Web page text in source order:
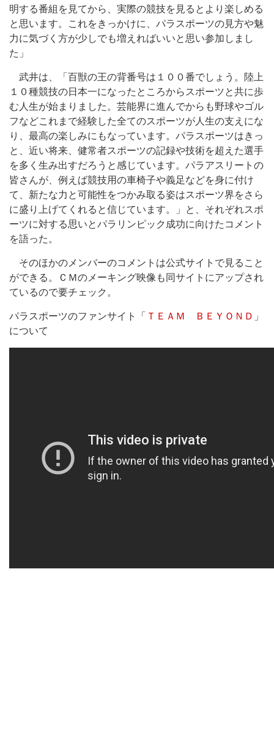
明する番組を見てから、実際の競技を見るとより楽しめる
と思います。これをきっかけに、パラスポーツの見方や魅
力に気づく方が少しでも増えればいいと思い参加しまし
た」
武井は、「百獣の王の背番号は１００番でしょう。陸上
１０種競技の日本一になったところからスポーツと共に歩
む人生が始まりました。芸能界に進んでからも野球やゴル
フなどこれまで経験した全てのスポーツが人生の支えにな
り、最高の楽しみにもなっています。パラスポーツはきっ
と、近い将来、健常者スポーツの記録や技術を超えた選手
を多く生み出すだろうと感じています。パラアスリートの
皆さんが、例えば競技用の車椅子や義足などを身に付け
て、新たな力と可能性をつかみ取る姿はスポーツ界をさら
に盛り上げてくれると信じています。」と、それぞれスポ
ーツに対する思いとパラリンピック成功に向けたコメント
を語った。
そのほかのメンバーのコメントは公式サイトで見ること
ができる。ＣＭのメーキング映像も同サイトにアップされ
ているので要チェック。
パラスポーツのファンサイト「 ＴＥＡＭ ＢＥＹＯＮＤ 」
について